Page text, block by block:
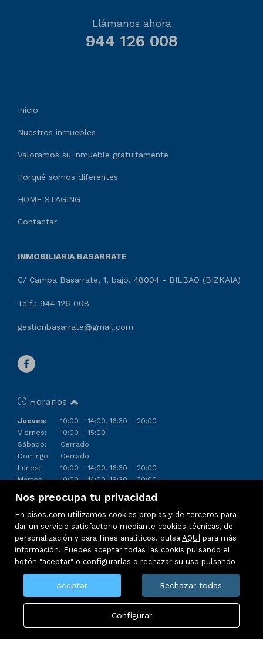
Nos preocupa tu privacidad
En pisos.com utilizamos cookies propias y de terceros para
dar un servicio satisfactorio mediante cookies técnicas, de
personalización y para fines analíticos. pulsa AQUÍ para más
información. Puedes aceptar todas las cookis pulsando el
botón "aceptar" o configurarlas o rechazar su uso pulsando
Aceptar Rechazar todas
Configurar
Llámanos ahora
944 126 008
Inicio
Nuestros inmuebles
Valoramos su inmueble gratuitamente
Porqué somos diferentes
HOME STAGING
Contactar
INMOBILIARIA BASARRATE
C/ Campa Basarrate, 1, bajo. 48004 - BILBAO (BIZKAIA)
Telf.: 944 126 008
gestionbasarrate@gmail.com
Horarios
Jueves:
10:00 – 14:00, 16:30 – 20:00
Viernes:
10:00 – 15:00
Sábado:
Cerrado
Domingo:
Cerrado
Lunes:
10:00 – 14:00, 16:30 – 20:00
Martes:
10:00 – 14:00, 16:30 – 20:00
10:00 – 14:00, 16:30 – 20:00
Mapa Web